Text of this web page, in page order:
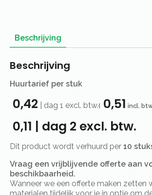
Beschrijving
Beschrijving
Huurtarief per stuk
0,42 dag 1 excl. btw.( 0,51 incl.
0,11 | dag 2 excl. btw.
Dit product wordt verhuurd per 10
Vraag een vrijblijvende offerte aan
beschikbaarheid.
Wanneer we een offerte maken zetten